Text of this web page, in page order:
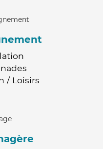
/ Loisirs